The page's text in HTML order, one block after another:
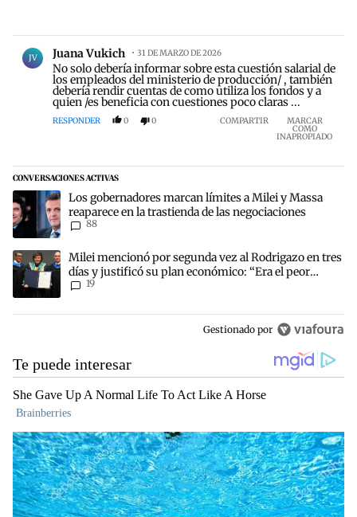
Comentario de Juana Vukich.
JV Juana Vukich 31 DE MARZO DE 2026
No solo debería informar sobre esta cuestión salarial de
los empleados del ministerio de producción/ , también
debería rendir cuentas de como utiliza los fondos y a
quien /es beneficia con cuestiones poco claras ...
RESPONDER 0 0 COMPARTIR MARCAR
COMO
INAPROPIADO
CONVERSACIONES ACTIVAS
Este listado muestra los artículos con más comentarios en los
Un artículo de tendencia con el título "Los gobernadores marcan
Los gobernadores marcan límites a Milei y Massa
reaparece en la trastienda de las negociaciones
88
Un artículo de tendencia con el título "Milei mencionó por
Milei mencionó por segunda vez al Rodrigazo en tres
días y justificó su plan económico: “Era el peor
escenario posible”
19
Gestionado por